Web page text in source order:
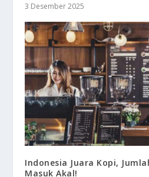
3 Desember 2025
Indonesia Juara Kopi,
Masuk Akal!